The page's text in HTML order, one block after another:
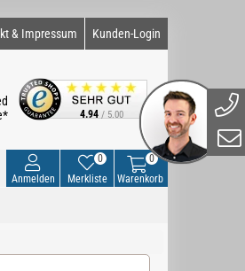
& Impressum Kunden-Login
4.94 / 5.00
0
Warenkorb
Merkliste
0
Anmelden